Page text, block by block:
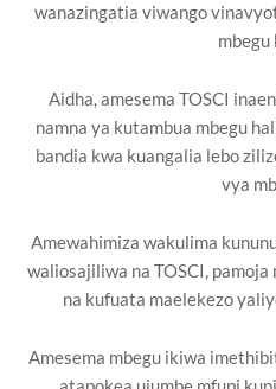
wanazingatia viwango
mbegu
Aidha, amesema TOSCI
namna ya kutambua mbegu
bandia kwa kuangalia lebo
vya
Amewahimiza wakulima
waliosajiliwa na TOSCI,
na kufuata maelekezo
Amesema mbegu ikiwa